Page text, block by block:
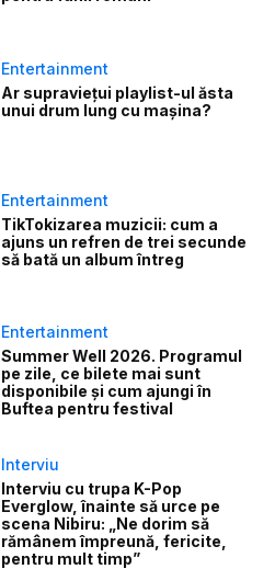
Entertainment
Ar supraviețui playlist-ul ăsta
unui drum lung cu mașina?
Entertainment
TikTokizarea muzicii: cum a
ajuns un refren de trei secunde
să bată un album întreg
Entertainment
Summer Well 2026. Programul
pe zile, ce bilete mai sunt
disponibile și cum ajungi în
Buftea pentru festival
Interviu
Interviu cu trupa K-Pop
Everglow, înainte să urce pe
scena Nibiru: „Ne dorim să
rămânem împreună, fericite,
pentru mult timp”